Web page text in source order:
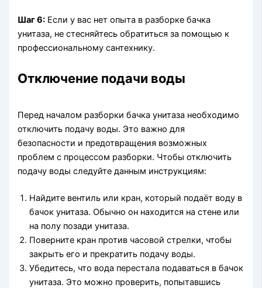
Шаг 6: Если у вас нет опыта в разборке бачка
унитаза, не стесняйтесь обратиться за помощью к
профессиональному сантехнику.
Отключение подачи воды
Перед началом разборки бачка унитаза необходимо
отключить подачу воды. Это важно для
безопасности и предотвращения возможных
проблем с процессом разборки. Чтобы отключить
подачу воды следуйте данным инструкциям:
Найдите вентиль или кран, который подаёт воду в
бачок унитаза. Обычно он находится на стене или
на полу позади унитаза.
Поверните кран против часовой стрелки, чтобы
закрыть его и прекратить подачу воды.
Убедитесь, что вода перестала подаваться в бачок
унитаза. Это можно проверить, попытавшись